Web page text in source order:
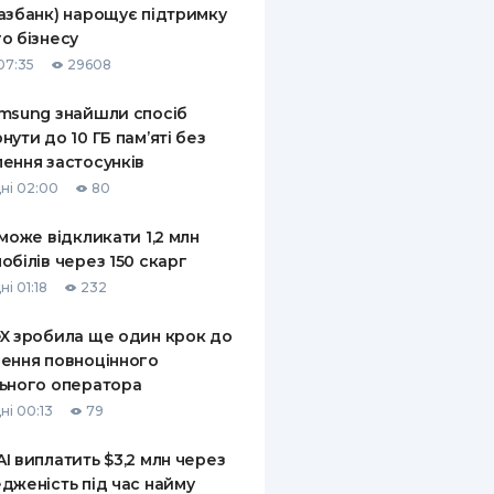
ПО
КОМПАНІЇ
СТРАХОВІ
І ОПЛАТА
нарощує підтримку
бізнесу
29608
знайшли спосіб
до 10 ГБ пам’яті без
застосунків
02:00 80
відкликати 1,2 млн
через 150 скарг
01:18 232
зробила ще один крок до
повноцінного
оператора
00:13 79
виплатить $3,2 млн через
під час найму